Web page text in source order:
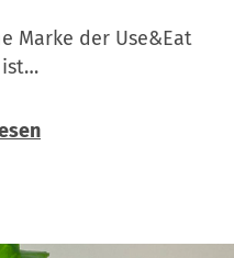
Marke der Use&Eat
ist…